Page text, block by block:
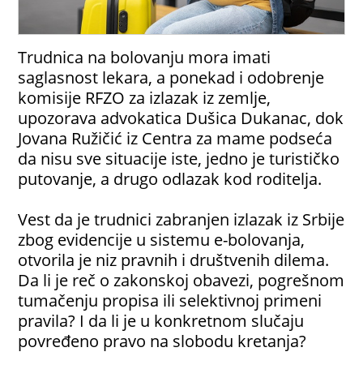
Trudnica na bolovanju mora imati
saglasnost lekara, a ponekad i odobrenje
komisije RFZO za izlazak iz zemlje,
upozorava advokatica Dušica Dukanac, dok
Jovana Ružičić iz Centra za mame podseća
da nisu sve situacije iste, jedno je turističko
putovanje, a drugo odlazak kod roditelja.
Vest da je trudnici zabranjen izlazak iz Srbije
zbog evidencije u sistemu e-bolovanja,
otvorila je niz pravnih i društvenih dilema.
Da li je reč o zakonskoj obavezi, pogrešnom
tumačenju propisa ili selektivnoj primeni
pravila? I da li je u konkretnom slučaju
povređeno pravo na slobodu kretanja?